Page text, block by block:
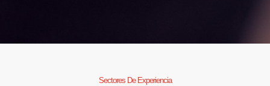
Sectores De Experiencia